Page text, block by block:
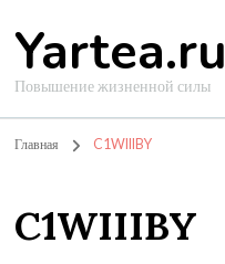
Yartea.ru
Повышение жизненной силы
Главная C1WIIIBY
C1WIIIBY